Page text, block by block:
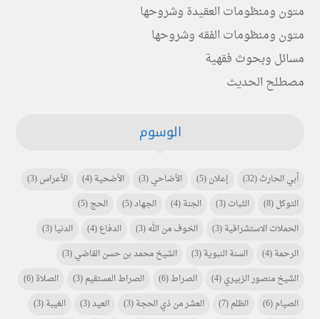
متون ومنظومات العقيدة وشروحها
متون ومنظومات الفقه وشروحها
مسائل وبحوث فقهية
مصطلح الحديث
الوسوم
أبي الحارث(32) إعلان(5) الأضاحي(3) الأضحية(4) الأعراس(3)
التوكل(8) الثبات(3) الجنة(4) الجهاد(5) الحج(5)
الحملات الاستشراقية(3) الخوف من الله(3) الدفاع(4) الدنيا(3)
الرحمة(4) السنة النبوية(3) الشيخ محمد بن حسن القاضي(3)
الشيخ منصور الزبيري(4) الصراط(6) الصراط المستقيم(3) الصلاة(6)
الصيام(6) الظلم(7) العشر من ذي الحجة(3) العيد(3) الغيبة(3)